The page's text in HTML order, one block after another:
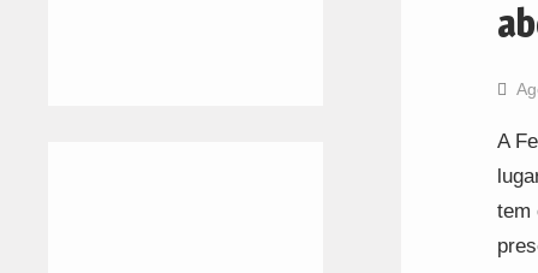
A
tem